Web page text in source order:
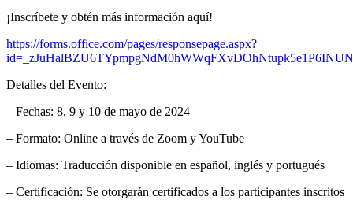
¡Inscríbete y obtén más información aquí!
https://forms.office.com/pages/responsepage.aspx?
Detalles del Evento:
– Fechas: 8, 9 y 10 de mayo de 2024
– Formato: Online a través de Zoom y YouTube
– Idiomas: Traducción disponible en español, inglés y portugués
– Certificación: Se otorgarán certificados a los participantes inscritos